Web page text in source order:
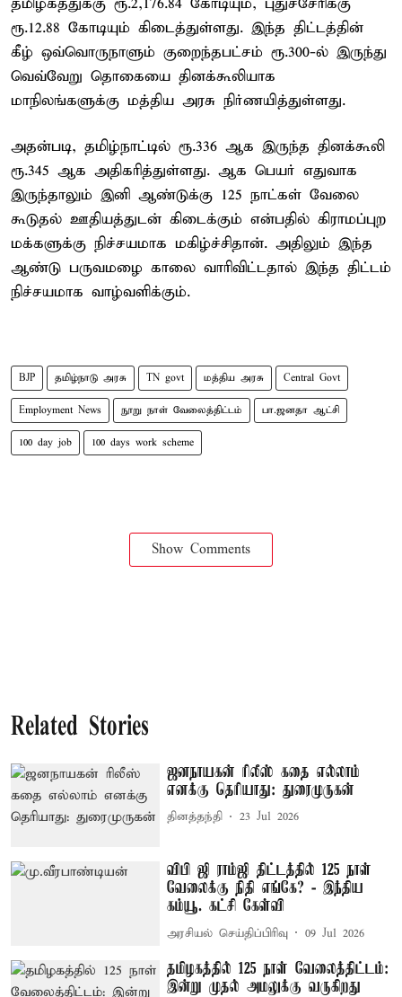
ரூ.12.88 கோடியும் கிடைத்துள்ளது. இந்த திட்டத்தின்
கீழ் ஒவ்வொருநாளும் குறைந்தபட்சம் ரூ.300-ல் இருந்து
வெவ்வேறு தொகையை தினக்கூலியாக
மாநிலங்களுக்கு மத்திய அரசு நிர்ணயித்துள்ளது.
அதன்படி, தமிழ்நாட்டில் ரூ.336 ஆக இருந்த தினக்கூலி
ரூ.345 ஆக அதிகரித்துள்ளது. ஆக பெயர் எதுவாக
இருந்தாலும் இனி ஆண்டுக்கு 125 நாட்கள் வேலை
கூடுதல் ஊதியத்துடன் கிடைக்கும் என்பதில் கிராமப்புற
மக்களுக்கு நிச்சயமாக மகிழ்ச்சிதான். அதிலும் இந்த
ஆண்டு பருவமழை காலை வாரிவிட்டதால் இந்த திட்டம்
நிச்சயமாக வாழ்வளிக்கும்.
BJP தமிழ்நாடு அரசு TN govt மத்திய அரசு Central Govt
Employment News நூறு நாள் வேலைத்திட்டம் பா.ஜனதா ஆட்சி
100 day job 100 days work scheme
Show Comments
Related Stories
ஜனநாயகன் ரிலீஸ் கதை எல்லாம்
எனக்கு தெரியாது: துரைமுருகன்
தினத்தந்தி 23 Jul 2026
விபி ஜி ராம்ஜி திட்டத்தில் 125 நாள்
வேலைக்கு நிதி எங்கே? - இந்திய
கம்யூ. கட்சி கேள்வி
அரசியல் செய்திப்பிரிவு 09 Jul 2026
தமிழகத்தில் 125 நாள் வேலைத்திட்டம்:
இன்று முதல் அமலுக்கு வருகிறது